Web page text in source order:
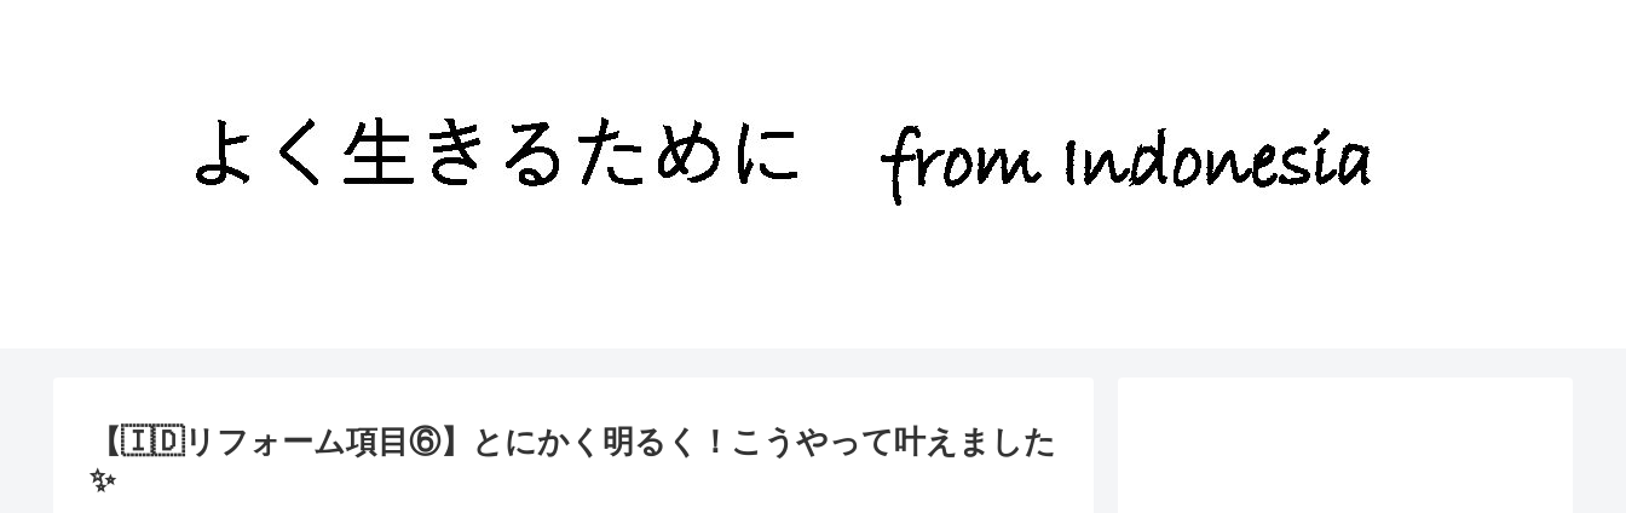
【🇮🇩リフォーム項目⑥】とにかく明るく！こうやって叶えました
✨